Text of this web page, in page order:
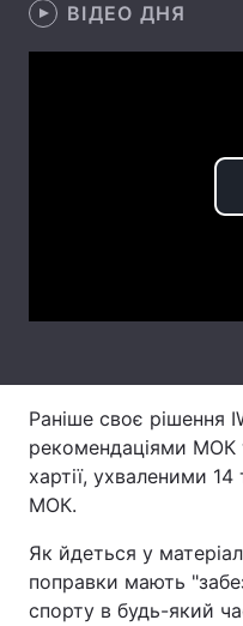
Відео з Youtube
Тема оформлення
ВІДЕО ДНЯ
Раніше своє рішення
рекомендаціями МОК
хартії, ухваленими 14
МОК.
Як йдеться у
поправки мають
спорту в будь-який